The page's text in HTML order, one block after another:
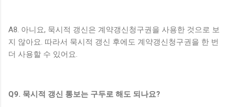
A8. 아니요, 묵시적 갱신은 계약갱신청구권을 사용한 것으로 보
지 않아요. 따라서 묵시적 갱신 후에도 계약갱신청구권을 한 번
더 사용할 수 있어요.
Q9. 묵시적 갱신 통보는 구두로 해도 되나요?